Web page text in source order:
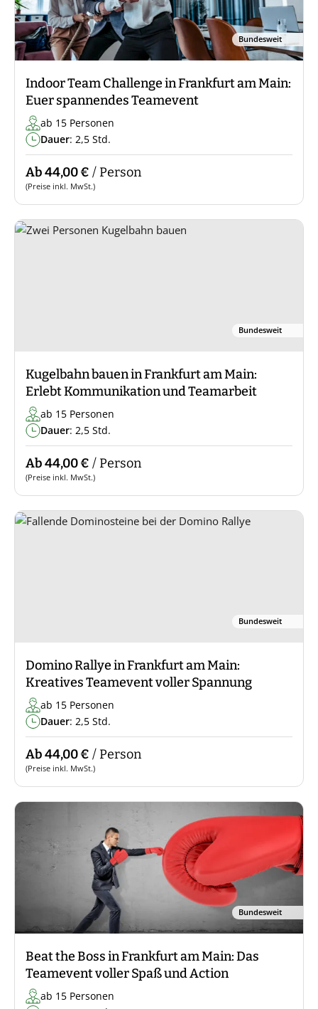
Bundesweit
Indoor Team Challenge in Frankfurt am Main:
Euer spannendes Teamevent
ab 15 Personen
Dauer: 2,5 Std.
Ab 44,00 € / Person
(Preise inkl. MwSt.)
Bundesweit
Kugelbahn bauen in Frankfurt am Main:
Erlebt Kommunikation und Teamarbeit
ab 15 Personen
Dauer: 2,5 Std.
Ab 44,00 € / Person
(Preise inkl. MwSt.)
Bundesweit
Domino Rallye in Frankfurt am Main:
Kreatives Teamevent voller Spannung
ab 15 Personen
Dauer: 2,5 Std.
Ab 44,00 € / Person
(Preise inkl. MwSt.)
Bundesweit
Beat the Boss in Frankfurt am Main: Das
Teamevent voller Spaß und Action
ab 15 Personen